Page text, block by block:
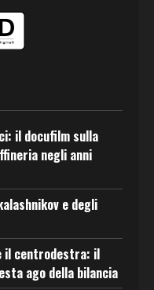
il docufilm sulla
negli anni
e degli
il centrodestra: il
ago della bilancia